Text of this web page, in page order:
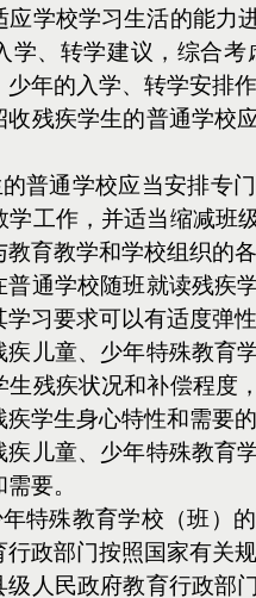
应学校学习生活的能力
学、转学建议，综合
年的入学、转学安排作
收残疾学生的普通学校
普通学校应当安排专
学工作，并适当缩减班
育教学和学校组织的各
普通学校随班就读残疾
习要求可以有适度弹性
疾儿童、少年特殊教育
生残疾状况和补偿程度
学生身心特性和需要
儿童、少年特殊教育
要。
特殊教育学校（班）
政部门按照国家有关规
级人民政府教育行政部